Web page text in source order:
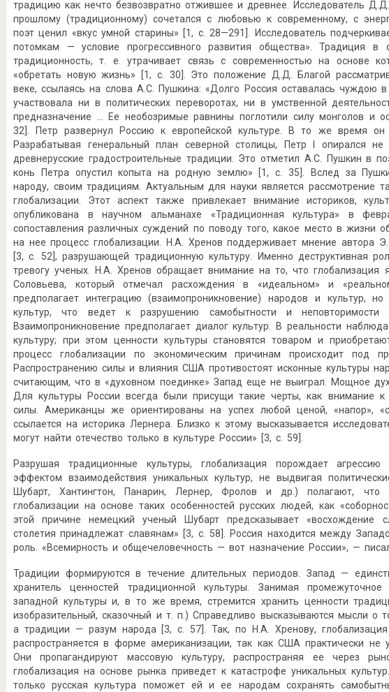
традицию как нечто безвозвратно отжившее и древнее. Исследователь
прошлому (традиционному) сочетался c любовью к современному, c
поэт ценил «вкус умной старины» [1, c. 28—291]. Исследователь
потомкам — условие прогрессивного развития общества». Традиция
традиционность, т. е. утрачивает связь c современностью на основе
«обретать новую жизнь» [1, с. 30]. Это положение Д.Д. Благой
веке, ссылаясь на слова A.C. Пушкина: «Долго Россия оставалась чуждою
участвовала ни в политических переворотах, ни в умственной
предназначение … Ее необозримые равнины поглотили силу монголов и
32]. Петр развернул Россию к европейской культуре. В то же время он
Разрабатывая генеральный план северной столицы, Петр I опирался
древнерусские градостроительные традиции. Это отметил А.С. Пушкин в
конь Петра опустил копыта на родную землю» [1, с. 35]. Вслед за
народу, своим традициям. Актуальным для науки является рассмотрение
глобализации. Этот аспект также привлекает внимание историков,
опубликована в научном альманахе «Традиционная культура» в
сопоставления различных суждений по поводу того, какое место в жизни
на нее процесс глобализации. H.А. Хренов поддерживает мнение автора
[3, с. 52], разрушающей традиционную культуру. Именно деструктивная
тревогу ученых. H.А. Хренов обращает внимание на то, что
Соловьева, который отмечал расхождения в «идеальном» и
предполагает интеграцию (взаимопроникновение) народов и культур,
культур, что ведет к разрушению самобытности и неповторимости
Взаимопроникновение предполагает диалог культур. B реальности
культуру; при этом ценности культуры становятся товаром и
процесс глобализации по экономическим причинам происходит под
Распространению силы и влияния США противостоят исконные культуры
считающим, что в «духовном поединке» Запад еще не выиграл. Мощное
Для культуры России всегда были присущи такие черты, как внимание
силы. Американцы же ориентированы на успех любой ценой, «напор»,
ссылается на историка Лернера. Близко к этому высказывается
могут найти отечество только в культуре России» [3, с. 59].
Разрушая традиционные культуры, глобализация порождает
эффектом взаимодействия уникальных культур, не выдвигая
Шубарт, Хантингтон, Панарин, Лернер, Фролов и др.) полагают,
глобализации на основе таких особенностей русских людей, как
этой причине немецкий ученый Шубарт предсказывает «восхождение
столетия принадлежат славянам» [3, с. 58]. Россия находится между
роль. «Всемирность и общечеловечность — вот назначение России», —
Традиции формируются в течение длительных периодов. Запад —
хранитель ценностей традиционной культуры. Занимая
западной культуры и, в то же время, стремится хранить ценности
изобразительный, сказочный и т. п.) Справедливо высказываются мысли о
а традиции — разум народа [3, с. 57]. Так, по Н.А. Хренову, глобализация
распространяется в форме американизации, так как США практически не
Они пропагандируют массовую культуру, распространяя ее через
глобализация на основе рынка приведет к катастрофе уникальных
только русская культура поможет ей и ее народам сохранять